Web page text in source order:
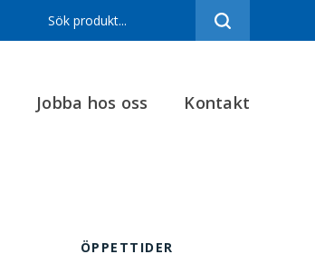
Jobba hos oss Kontakt
ÖPPETTIDER
Sortiment